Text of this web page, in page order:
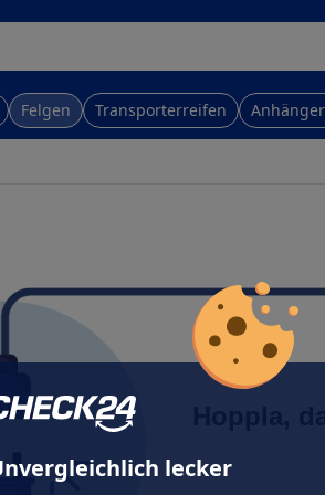
lecker
Felgen Transporterreifen
Hoppla,